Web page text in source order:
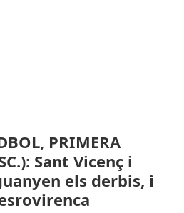
PRIMERA
Sant Vicenç i
els derbis, i